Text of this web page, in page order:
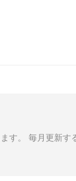
す。 毎月更新す